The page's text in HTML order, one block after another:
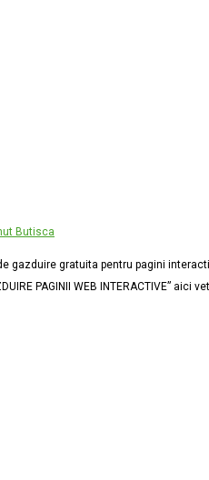
Butisca
gazduire gratuita pentru pagini
PAGINII WEB INTERACTIVE” aici